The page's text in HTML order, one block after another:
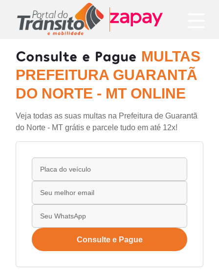
Consulte e Pague MULTAS
PREFEITURA GUARANTÃ
DO NORTE - MT ONLINE
Veja todas as suas multas na Prefeitura de Guarantã
do Norte - MT grátis e parcele tudo em até 12x!
Consulte e Pague